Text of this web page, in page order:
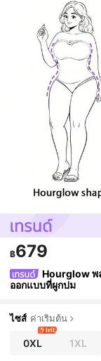
฿679
Hourglow พ
ออกแบบที่ผูกปม
ไซส์ ค่าเริ่มต้น
0XL
9 left
1XL